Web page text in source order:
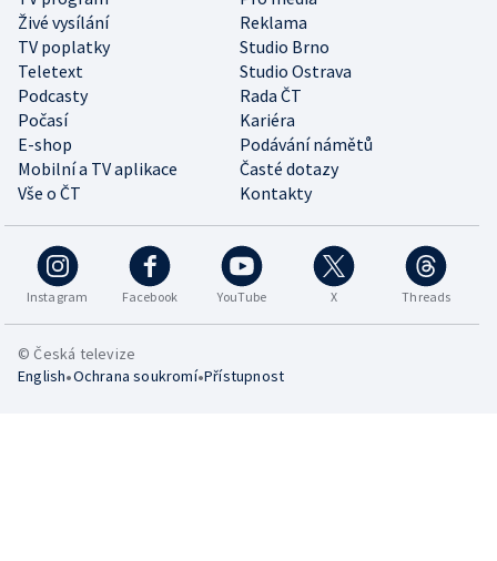
Živé vysílání
Reklama
TV poplatky
Studio Brno
Teletext
Studio Ostrava
Podcasty
Rada ČT
Počasí
Kariéra
E-shop
Podávání námětů
Mobilní a TV aplikace
Časté dotazy
Vše o ČT
Kontakty
Instagram Facebook YouTube X Threads
© Česká televize
English•Ochrana soukromí•Přístupnost